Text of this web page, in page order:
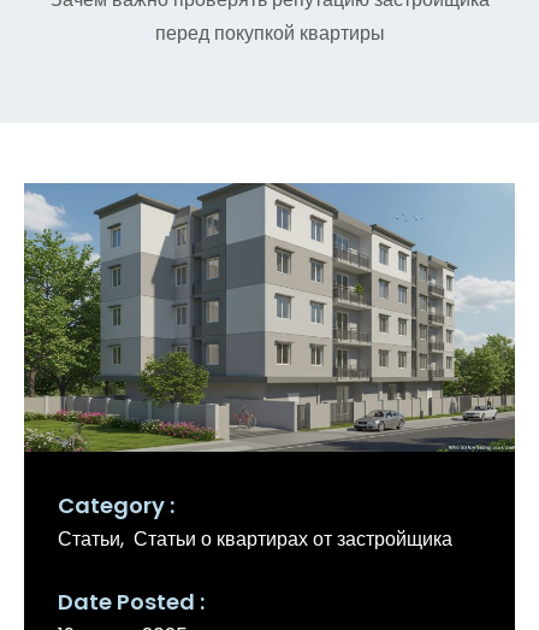
перед покупкой квартиры
Category
Статьи Статьи о квартирах от застройщика
Date Posted